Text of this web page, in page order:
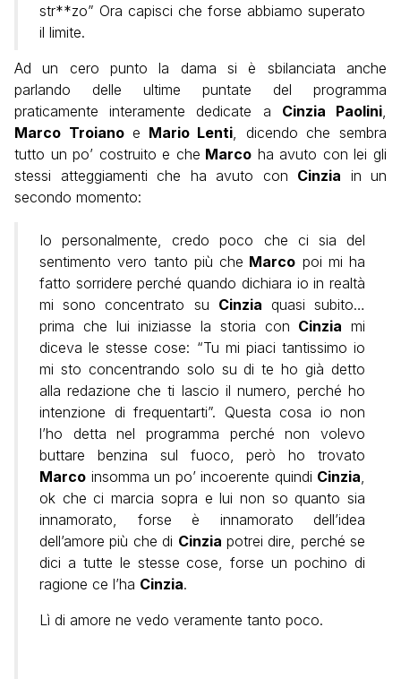
str**zo” Ora capisci che forse abbiamo superato
il limite.
Ad un cero punto la dama si è sbilanciata anche
parlando delle ultime puntate del programma
praticamente interamente dedicate a Cinzia Paolini
Marco Troianoe Mario Lenti , dicendo che sembra
tutto un po’ costruito e che Marco ha avuto con lei gli
stessi atteggiamenti che ha avuto con Cinzia in un
secondo momento:
Io personalmente, credo poco che ci sia del
sentimento vero tanto più che Marco poi mi ha
fatto sorridere perché quando dichiara io in realtà
mi sono concentrato su Cinzia quasi subito…
prima che lui iniziasse la storia con Cinzia mi
diceva le stesse cose: “Tu mi piaci tantissimo io
mi sto concentrando solo su di te ho già detto
alla redazione che ti lascio il numero, perché ho
intenzione di frequentarti”. Questa cosa io non
l’ho detta nel programma perché non volevo
buttare benzina sul fuoco, però ho trovato
Marco insomma un po’ incoerente quindi Cinzia
ok che ci marcia sopra e lui non so quanto sia
innamorato, forse è innamorato dell’idea
dell’amore più che di Cinzia potrei dire, perché se
dici a tutte le stesse cose, forse un pochino di
ragione ce l’ha Cinzia.
Lì di amore ne vedo veramente tanto poco.